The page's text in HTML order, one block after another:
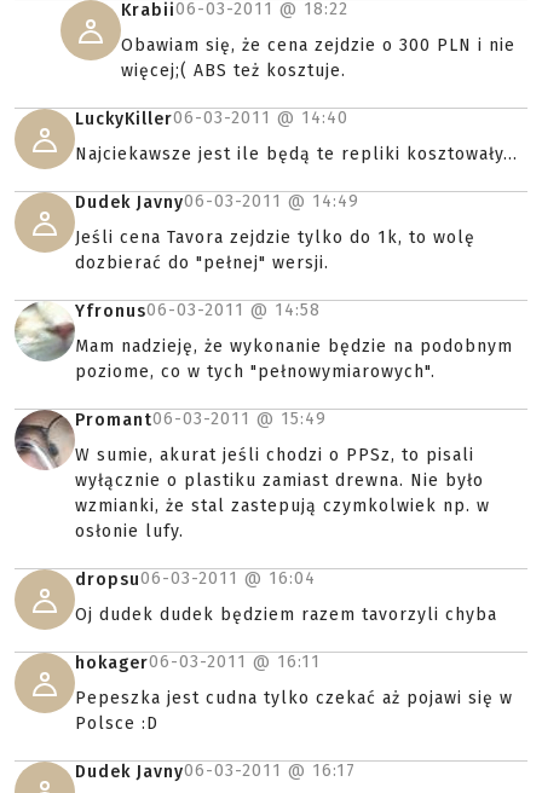
Krabii06-03-2011 @ 18:22
Obawiam się, że cena zejdzie o 300 PLN i nie
więcej;( ABS też kosztuje.
LuckyKiller06-03-2011 @ 14:40
Najciekawsze jest ile będą te repliki kosztowały...
Dudek Javny06-03-2011 @ 14:49
Jeśli cena Tavora zejdzie tylko do 1k, to wolę
dozbierać do "pełnej" wersji.
Yfronus06-03-2011 @ 14:58
Mam nadzieję, że wykonanie będzie na podobnym
poziome, co w tych "pełnowymiarowych".
Promant06-03-2011 @ 15:49
W sumie, akurat jeśli chodzi o PPSz, to pisali
wyłącznie o plastiku zamiast drewna. Nie było
wzmianki, że stal zastepują czymkolwiek np. w
osłonie lufy.
dropsu06-03-2011 @ 16:04
Oj dudek dudek będziem razem tavorzyli chyba
hokager06-03-2011 @ 16:11
Pepeszka jest cudna tylko czekać aż pojawi się w
Polsce :D
Dudek Javny06-03-2011 @ 16:17